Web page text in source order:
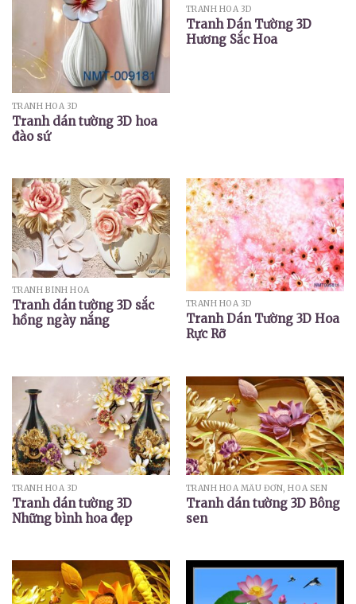
TRANH HOA 3D
Tranh dán tường 3D hoa
đào sứ
TRANH HOA 3D
Tranh Dán Tường 3D
Hương Sắc Hoa
TRANH BÌNH HOA
Tranh dán tường 3D sắc
hồng ngày nắng
TRANH HOA 3D
Tranh Dán Tường 3D Hoa
Rực Rỡ
TRANH HOA 3D
Tranh dán tường 3D
Những bình hoa đẹp
TRANH HOA MẪU ĐƠN, HOA SEN
Tranh dán tường 3D Bông
sen